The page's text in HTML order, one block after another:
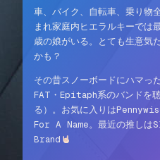
車、バイク、自転車、乗り物
まれ家庭内ヒエラルキーでは
歳の娘がいる。とても生意気
かも？
その昔スノーボードにハマっ
FAT・Epitaph系のバンドを
る）。お気に入りは
For A Name。最近の推し
Brand